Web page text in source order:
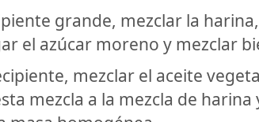
grande, mezclar la
el azúcar moreno y mezclar
mezclar el aceite
mezcla a la mezcla de